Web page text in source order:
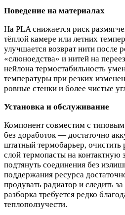
Поведение на материалах
На PLA снижается риск
тёплой камере или летних
улучшается возврат нити
«слюноедства» и нитей на
нейлона термостабильность
температуры при резких
ровные стенки и более чистые
Установка и обслуживание
Компонент совместим с типовым
без доработок — достаточно
штатный термобарьер, очистить
слой термопасты на контактную
подтянуть соединения без
поддержания ресурса
продувать радиатор и следить
разборка требуется редко
теплоползучести.